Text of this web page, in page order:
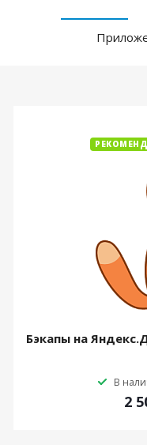
Бэкапы на
В
2